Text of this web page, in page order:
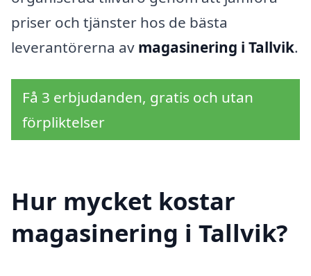
priser och tjänster hos de bästa
leverantörerna av magasinering i Tallvik.
Få 3 erbjudanden, gratis och utan
förpliktelser
Hur mycket kostar
magasinering i Tallvik?